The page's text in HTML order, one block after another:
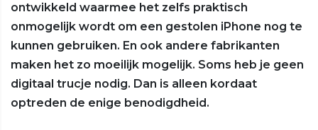
ontwikkeld waarmee het zelfs praktisch
onmogelijk wordt om een gestolen iPhone nog te
kunnen gebruiken. En ook andere fabrikanten
maken het zo moeilijk mogelijk. Soms heb je geen
digitaal trucje nodig. Dan is alleen kordaat
optreden de enige benodigdheid.